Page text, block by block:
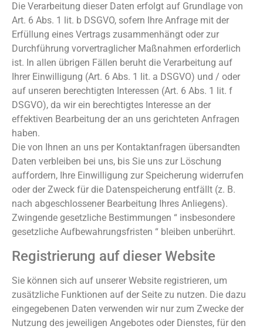
Die Verarbeitung dieser Daten erfolgt auf Grundlage von
Art. 6 Abs. 1 lit. b DSGVO, sofern Ihre Anfrage mit der
Erfüllung eines Vertrags zusammenhängt oder zur
Durchführung vorvertraglicher Maßnahmen erforderlich
ist. In allen übrigen Fällen beruht die Verarbeitung auf
Ihrer Einwilligung (Art. 6 Abs. 1 lit. a DSGVO) und / oder
auf unseren berechtigten Interessen (Art. 6 Abs. 1 lit. f
DSGVO), da wir ein berechtigtes Interesse an der
effektiven Bearbeitung der an uns gerichteten Anfragen
haben.
Die von Ihnen an uns per Kontaktanfragen übersandten
Daten verbleiben bei uns, bis Sie uns zur Löschung
auffordern, Ihre Einwilligung zur Speicherung widerrufen
oder der Zweck für die Datenspeicherung entfällt (z. B.
nach abgeschlossener Bearbeitung Ihres Anliegens).
Zwingende gesetzliche Bestimmungen “ insbesondere
gesetzliche Aufbewahrungsfristen “ bleiben unberührt.
Registrierung auf dieser Website
Sie können sich auf unserer Website registrieren, um
zusätzliche Funktionen auf der Seite zu nutzen. Die dazu
eingegebenen Daten verwenden wir nur zum Zwecke der
Nutzung des jeweiligen Angebotes oder Dienstes, für den